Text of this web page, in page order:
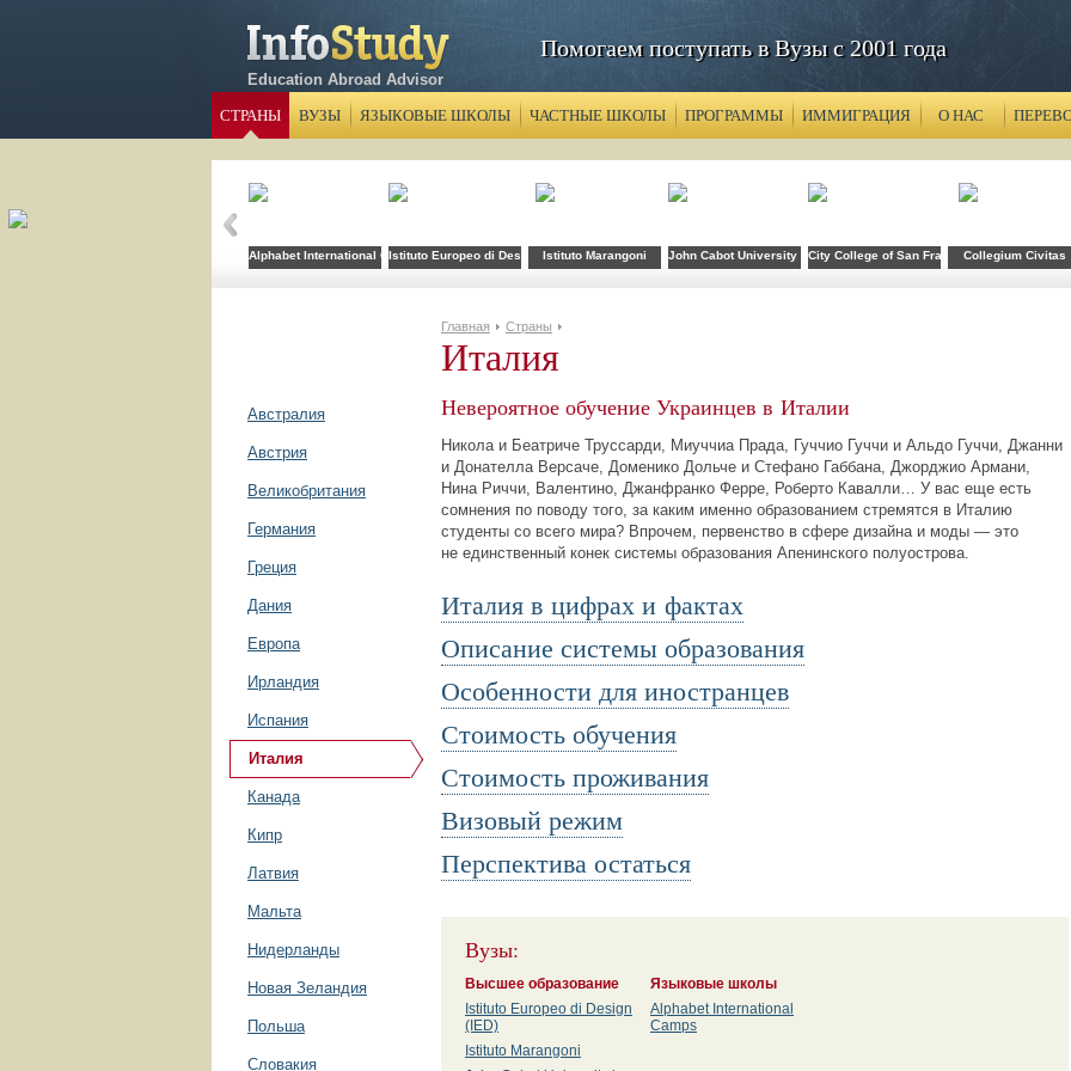
Education Abroad Advisor
Помогаем поступать в Вузы с 2001 года
СТРАНЫ ВУЗЫ ЯЗЫКОВЫЕ ШКОЛЫ ЧАСТНЫЕ ШКОЛЫ ПРОГРАММЫ ИММИГРАЦИЯ О НАС
Alphabet International CampsIstituto Europeo di Design (IED)Istituto Marangoni John Cabot University in Rome (JCU)City College of San FranciscoCollegium Civitas
Австралия
Австрия
Великобритания
Германия
Греция
Дания
Европа
Ирландия
Испания
Италия
Канада
Кипр
Латвия
Мальта
Нидерланды
Новая Зеландия
Польша
Словакия
Главная Страны
Италия
Невероятное обучение Украинцев в Италии
Никола и Беатриче Труссарди, Миуччиа Прада, Гуччио Гуччи и Альдо Гуччи, Джанни
и Донателла Версаче, Доменико Дольче и Стефано Габбана, Джорджио Армани,
Нина Риччи, Валентино, Джанфранко Ферре, Роберто Кавалли… У вас еще есть
сомнения по поводу того, за каким именно образованием стремятся в Италию
студенты со всего мира? Впрочем, первенство в сфере дизайна и моды — это
не единственный конек системы образования Апенинского полуострова.
Италия в цифрах и фактах
Описание системы образования
Особенности для иностранцев
Стоимость обучения
Стоимость проживания
Визовый режим
Перспектива остаться
Вузы:
Высшее образование
Istituto Europeo di Design
(IED)
Istituto Marangoni
Языковые школы
Alphabet International
Camps